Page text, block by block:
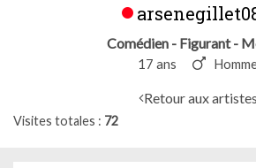
Comédien - Figurant -
17 ans
Retour aux artistes
Visites totales 72